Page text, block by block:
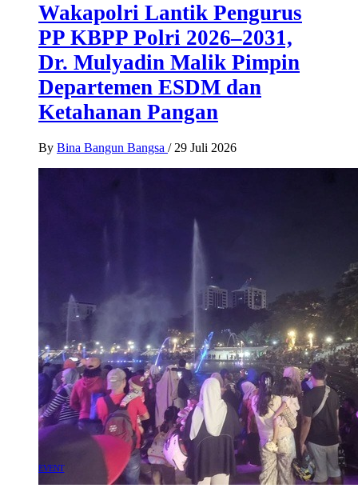
Wakapolri Lantik Pengurus
PP KBPP Polri 2026–2031,
Dr. Mulyadin Malik Pimpin
Departemen ESDM dan
Ketahanan Pangan
By Bina Bangun Bangsa / 29 Juli 2026
EVENT